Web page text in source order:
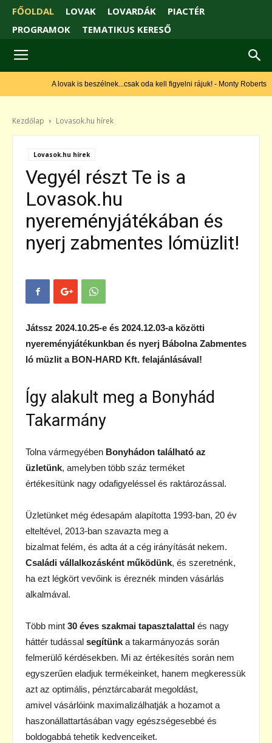
FŐOLDAL LOVAK LOVARDÁK
PIACTÉR
PROGRAMOK
TEMATIKUS KERESŐ
A lovak is beszélnek...csak oda kell figyelni rájuk! - Monty Roberts
Kezdőlap Lovasok.hu hírek
Lovasok.hu hírek
Vegyél részt Te is a
Lovasok.hu
nyereményjátékában és
nyerj zabmentes lómüzlit!
Játssz 2024.10.25-e és 2024.12.03-a közötti
nyereményjátékunkban és nyerj Bábolna Zabmentes
ló müzlit a BON-HARD Kft. felajánlásával!
Így alakult meg a Bonyhád
Takarmány
Tolna vármegyében Bonyhádon található az
üzletünk, amelyben több száz terméket
értékesítünk nagy odafigyeléssel és raktározással.
Üzletünket még édesapám alapította 1993-ban, 20 év
elteltével, 2013-ban szavazta meg a
bizalmat felém, és adta át a cég irányítását nekem.
Családi vállalkozásként működünk, és szeretnénk,
ha ezt légkört vevőink is éreznék minden vásárlás
alkalmával.
Több mint 30 éves szakmai tapasztalattal és nagy
háttér tudással segítünk a takarmányozás során
felmerülő kérdésekben. Mi az értékesítés során nem
egyszerűen eladjuk termékeinket, hanem megkeressük
azt az optimális, pénztárcabarát megoldást,
amivel vásárlóink maximalizálhatják a hozamot a
haszonállattartásában vagy egészségesebbé és
boldogabbá tehetik kedvenceiket.